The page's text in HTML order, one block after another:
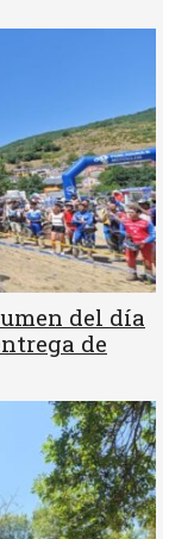
del día
de